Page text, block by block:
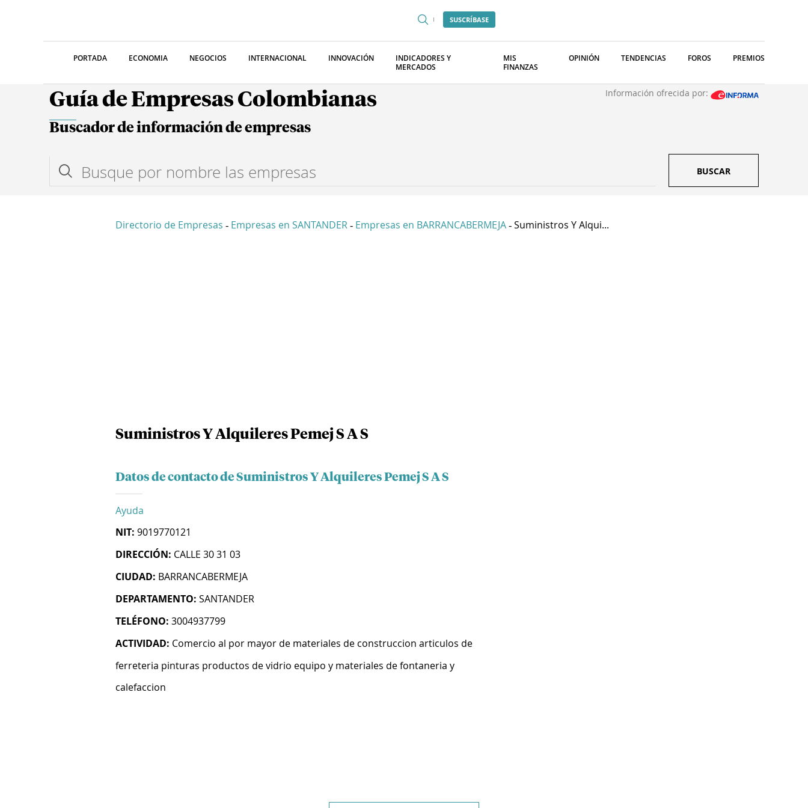
SUSCRÍBASE
PORTADA ECONOMIA NEGOCIOS INTERNACIONAL INNOVACIÓN
INDICADORES Y
MERCADOS
MIS
FINANZAS
OPINIÓN TENDENCIAS FOROS PREMIOS
Guía de Empresas Colombianas Información ofrecida por:
Buscador de información de empresas
BUSCAR
Directorio de Empresas - Empresas en SANTANDER - Empresas en BARRANCABERMEJA - Suministros Y Alqui...
Suministros Y Alquileres Pemej S A S
Datos de contacto de Suministros Y Alquileres Pemej S A S
Ayuda
NIT: 9019770121
DIRECCIÓN: CALLE 30 31 03
CIUDAD: BARRANCABERMEJA
DEPARTAMENTO: SANTANDER
TELÉFONO: 3004937799
ACTIVIDAD: Comercio al por mayor de materiales de construccion articulos de
ferreteria pinturas productos de vidrio equipo y materiales de fontaneria y
calefaccion